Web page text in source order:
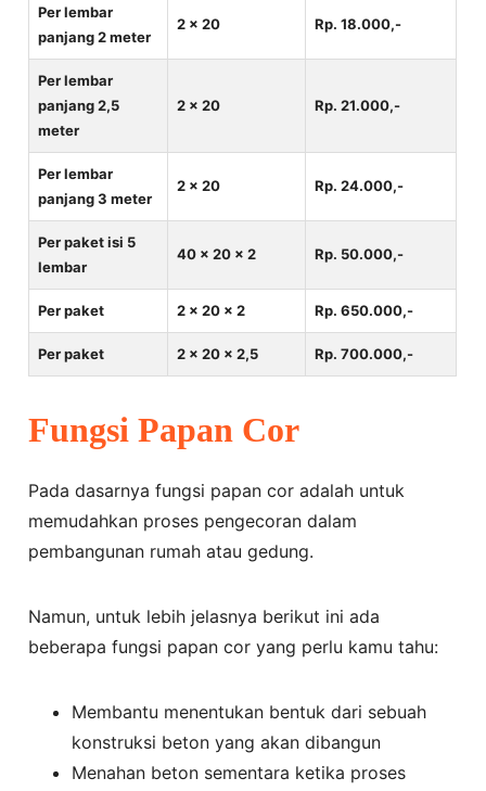
Per lembar
panjang 2 meter
2 x 20 Rp. 18.000,-
Per lembar
panjang 2,5
meter
2 x 20 Rp. 21.000,-
Per lembar
panjang 3 meter
2 x 20 Rp. 24.000,-
Per paket isi 5
lembar
40 x 20 x 2 Rp. 50.000,-
Per paket 2 x 20 x 2 Rp. 650.000,-
Per paket 2 x 20 x 2,5 Rp. 700.000,-
Fungsi Papan Cor
Pada dasarnya fungsi papan cor adalah untuk
memudahkan proses pengecoran dalam
pembangunan rumah atau gedung.
Namun, untuk lebih jelasnya berikut ini ada
beberapa fungsi papan cor yang perlu kamu tahu:
Membantu menentukan bentuk dari sebuah
konstruksi beton yang akan dibangun
Menahan beton sementara ketika proses